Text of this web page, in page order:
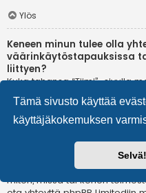
Tämä sivusto käyttää
käyttäjäkokemuksen
Selvä!
Ylös
Keneen minun tulee olla
väärinkäytöstapauksissa
liittyen?
Kuka tahansa “Tiimi”-sivulla
todennäköisesti sopiva
kautta saa vastausta, sinun
verkkotunnuksen omistajaan
on ilmaispalvelussa oleva
ota yhteyttä ylläpitoon tai
osastoon kyseisessä
ei ole lainkaan toimivaltaa
miten, missä tai kenen